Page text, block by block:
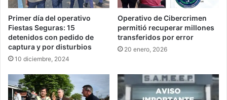
Primer día del operativo
Fiestas Seguras: 15
detenidos con pedido de
captura y por disturbios
10 diciembre, 2024
Operativo de Cibercrimen
permitió recuperar millones
transferidos por error
20 enero, 2026